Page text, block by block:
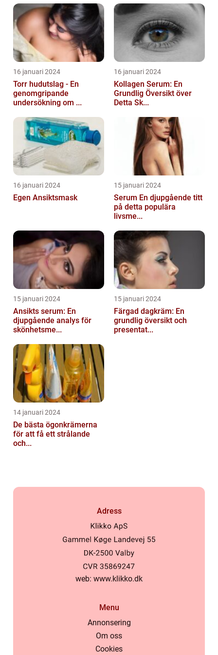
16 januari 2024
Torr hudutslag - En
genomgripande
undersökning om ...
16 januari 2024
Kollagen Serum: En
Grundlig Översikt över
Detta Sk...
16 januari 2024
Egen Ansiktsmask
15 januari 2024
Serum En djupgående titt
på detta populära
livsme...
15 januari 2024
Ansikts serum: En
djupgående analys för
skönhetsme...
15 januari 2024
Färgad dagkräm: En
grundlig översikt och
presentat...
14 januari 2024
De bästa ögonkrämerna
för att få ett strålande
och...
Adress
web: www.klikko.dk
Menu
Annonsering
Om oss
Cookies